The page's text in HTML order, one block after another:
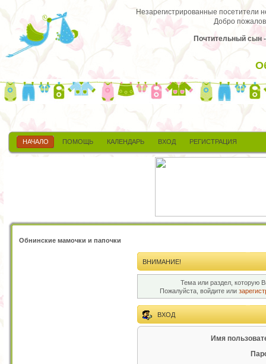
Незарегистрированные посетители
Добро
Почтительный сын -
НАЧАЛО ПОМОЩЬ КАЛЕНДАРЬ ВХОД РЕГИСТРАЦИЯ
Обнинские мамочки и папочки
ВНИМАНИЕ!
Тема или раздел, которую
Пожалуйста, войдите или
ВХОД
Имя